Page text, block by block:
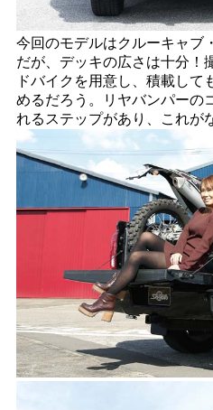
今回のモデルはクルーキャブ
だが、デッキの広さは十分！
ドバイクを用意し、積載して
めるだろう。リヤバンパーの
れるステップがあり、これが